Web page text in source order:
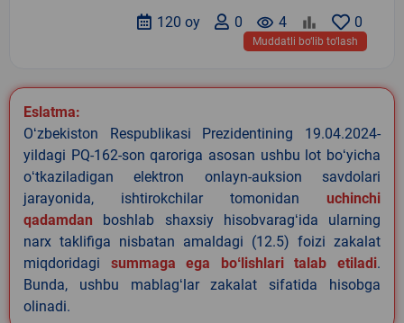
0
remove_red_eye 4
0
120 oy
Muddatli bo‘lib to‘lash
Eslatma:
Oʻzbekiston Respublikasi Prezidentining 19.04.2024-
yildagi PQ-162-son qaroriga asosan ushbu lot boʻyicha
oʻtkaziladigan elektron onlayn-auksion savdolari
jarayonida, ishtirokchilar tomonidan uchinchi
qadamdan boshlab shaxsiy hisobvaragʻida ularning
narx taklifiga nisbatan amaldagi (12.5) foizi zakalat
miqdoridagi summaga ega boʻlishlari talab etiladi.
Bunda, ushbu mablagʻlar zakalat sifatida hisobga
olinadi.